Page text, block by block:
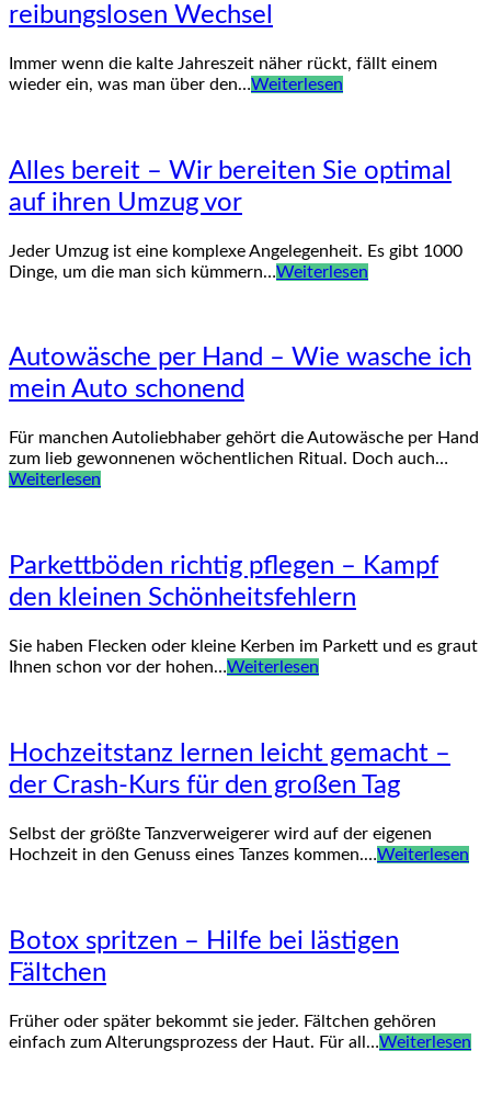
reibungslosen Wechsel
Immer wenn die kalte Jahreszeit näher rückt, fällt einem
wieder ein, was man über den…Weiterlesen
Alles bereit – Wir bereiten Sie optimal
auf ihren Umzug vor
Jeder Umzug ist eine komplexe Angelegenheit. Es gibt 1000
Dinge, um die man sich kümmern…Weiterlesen
Autowäsche per Hand – Wie wasche ich
mein Auto schonend
Für manchen Autoliebhaber gehört die Autowäsche per Hand
zum lieb gewonnenen wöchentlichen Ritual. Doch auch…
Weiterlesen
Parkettböden richtig pflegen – Kampf
den kleinen Schönheitsfehlern
Sie haben Flecken oder kleine Kerben im Parkett und es graut
Ihnen schon vor der hohen…Weiterlesen
Hochzeitstanz lernen leicht gemacht –
der Crash-Kurs für den großen Tag
Selbst der größte Tanzverweigerer wird auf der eigenen
Hochzeit in den Genuss eines Tanzes kommen.…Weiterlesen
Botox spritzen – Hilfe bei lästigen
Fältchen
Früher oder später bekommt sie jeder. Fältchen gehören
einfach zum Alterungsprozess der Haut. Für all…Weiterlesen